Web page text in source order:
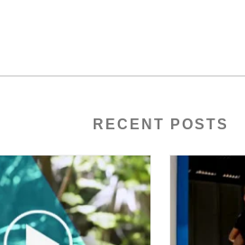
RECENT POSTS